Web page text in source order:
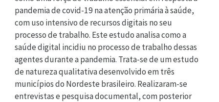
pandemia de covid-19 na atenção primária à saúde,
com uso intensivo de recursos digitais no seu
processo de trabalho. Este estudo analisa como a
saúde digital incidiu no processo de trabalho dessas
agentes durante a pandemia. Trata-se de um estudo
de natureza qualitativa desenvolvido em três
municípios do Nordeste brasileiro. Realizaram-se
entrevistas e pesquisa documental, com posterior